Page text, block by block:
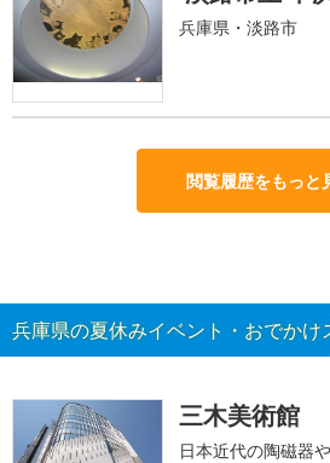
兵庫県・淡路市
閲覧履歴をもっと
兵庫県の夏休みイベント・おでかけ
三木美術館
日本近代の陶磁器